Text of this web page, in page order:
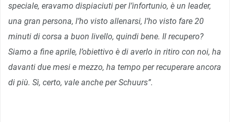
speciale, eravamo dispiaciuti per l’infortunio, è un leader,
una gran persona, l’ho visto allenarsi, l’ho visto fare 20
minuti di corsa a buon livello, quindi bene. Il recupero?
Siamo a fine aprile, l’obiettivo è di averlo in ritiro con noi, ha
davanti due mesi e mezzo, ha tempo per recuperare ancora
di più. Sì, certo, vale anche per Schuurs”.